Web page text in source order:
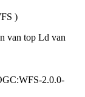
)
van top Ld van
2.0.0-